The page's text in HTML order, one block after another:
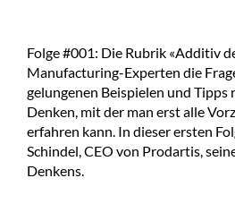
Folge #001: Die Rubrik «Additiv
Manufacturing-Experten die
gelungenen Beispielen und Tipps
Denken, mit der man erst alle
erfahren kann. In dieser ersten
Schindel, CEO von Prodartis,
Denkens.